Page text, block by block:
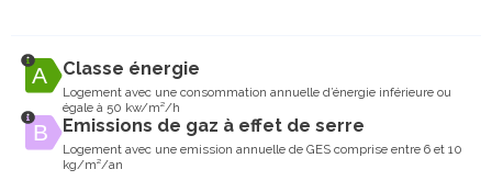
Classe énergie
Logement avec une consommation annuelle d’énergie inférieure ou
égale à 50 kw/m²/h
Emissions de gaz à effet de serre
Logement avec une emission annuelle de GES comprise entre 6 et 10
kg/m²/an